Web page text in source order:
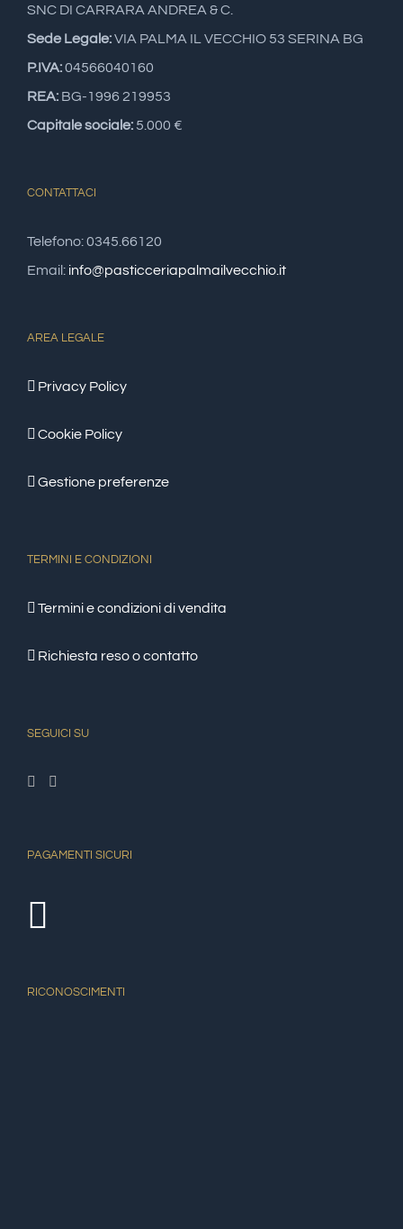
SNC DI CARRARA ANDREA & C.
Sede Legale:VIA PALMA IL VECCHIO 53 SERINA BG
P.IVA:04566040160
REA: BG-1996 219953
Capitale sociale: 5.000 €
CONTATTACI
Telefono: 0345.66120
Email: info@pasticceriapalmailvecchio.it
AREA LEGALE
Privacy Policy
Cookie Policy
Gestione preferenze
TERMINI E CONDIZIONI
Termini e condizioni di vendita
Richiesta reso o contatto
SEGUICI SU
PAGAMENTI SICURI
RICONOSCIMENTI